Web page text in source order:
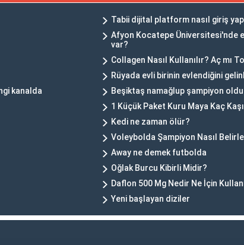
Tabii dijital platform nasıl giriş
Afyon Kocatepe Üniversitesi'nde
var?
Collagen Nasıl Kullanılır? Aç mı
Rüyada evli birinin evlendiğini
kanalda
Beşiktaş namağlup şampiyon oldu
1 Küçük Paket Kuru Maya Kaç
Kedi ne zaman ölür?
Voleybolda Şampiyon Nasıl
Away ne demek futbolda
Oğlak Burcu Kibirli Midir?
Daflon 500 Mg Nedir Ne İçin
Yeni başlayan diziler